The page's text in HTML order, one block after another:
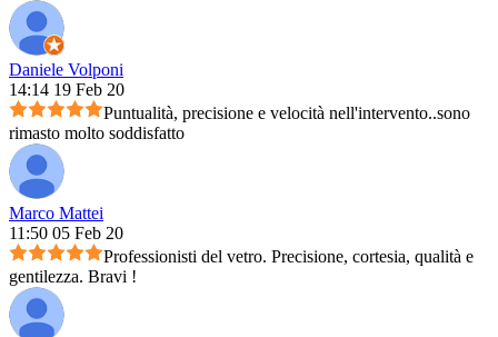
Daniele Volponi
14:14 19 Feb 20
Puntualità, precisione e velocità nell'intervento..sono
rimasto molto soddisfatto
Marco Mattei
11:50 05 Feb 20
Professionisti del vetro. Precisione, cortesia, qualità e
gentilezza. Bravi !